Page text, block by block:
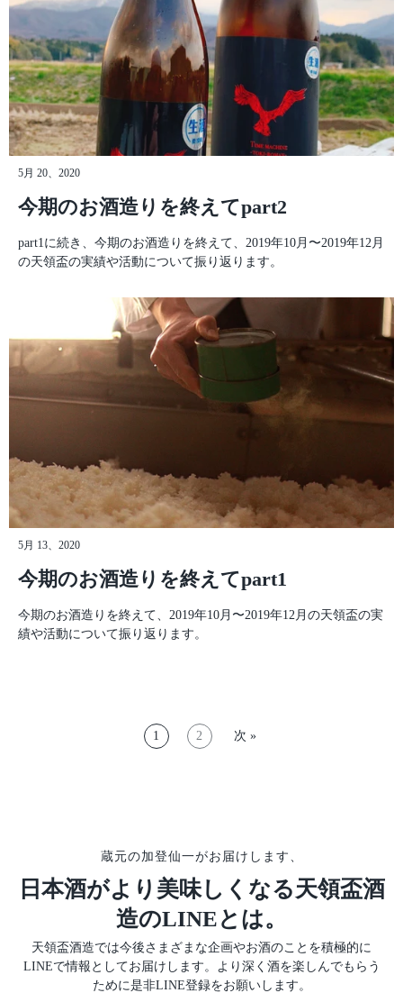
っくに天領盃酒造は潰れていただろう。だから、僕が受けた恩恵
のバトンは僕が次の世代にしっかりと受け渡す。言いたいことは
まだまだあるが、これ以上書くと前書きで全て書き切ってしまい
そうなのでこれくらいに。 波瀾万丈の6年間(2024年12月現在)、
いいことも悪いことも全ての出来事を包み隠さず書き残していこ
うと思う。そしてあわよくば、いつかTVドラマとかになっちゃ
ったりして…なんて妄想してうきうきしている自分もいたりす
る…すぐに調子に乗る性格は大人になっても変わらないようだ。
楽しく読んでいただけるようにストーリー調で書いていくつも
り。過去になにがあって、なぜ天領盃酒造を引き継いだのか、ぜ
ひゆっくりと読んでいってほしい。 2024年12月11日天領盃酒
造 代表取締役 加登仙一 酒蔵再建日記1へ続く… 蔵元日記トッ
プへ戻る ＊このブログはnote「酒蔵再建日記」を転載しておりま
す。
5月 20、2020
今期のお酒造りを終えてpart2
part1に続き、今期のお酒造りを終えて、2019年10月〜2019年12月
の天領盃の実績や活動について振り返ります。
5月 13、2020
今期のお酒造りを終えてpart1
今期のお酒造りを終えて、2019年10月〜2019年12月の天領盃の実
績や活動について振り返ります。
1 2 次 »
蔵元の加登仙一がお届けします、
日本酒がより美味しくなる天領盃酒
造のLINEとは。
天領盃酒造では今後さまざまな企画やお酒のことを積極的に
LINEで情報としてお届けします。より深く酒を楽しんでもらう
ために是非LINE登録をお願いします。